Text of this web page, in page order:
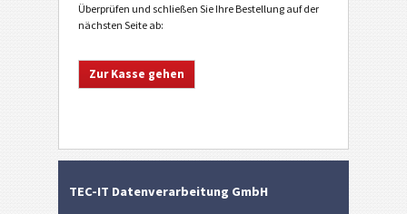
Überprüfen und schließen Sie Ihre Bestellung auf der
nächsten Seite ab:
TEC-IT Datenverarbeitung GmbH